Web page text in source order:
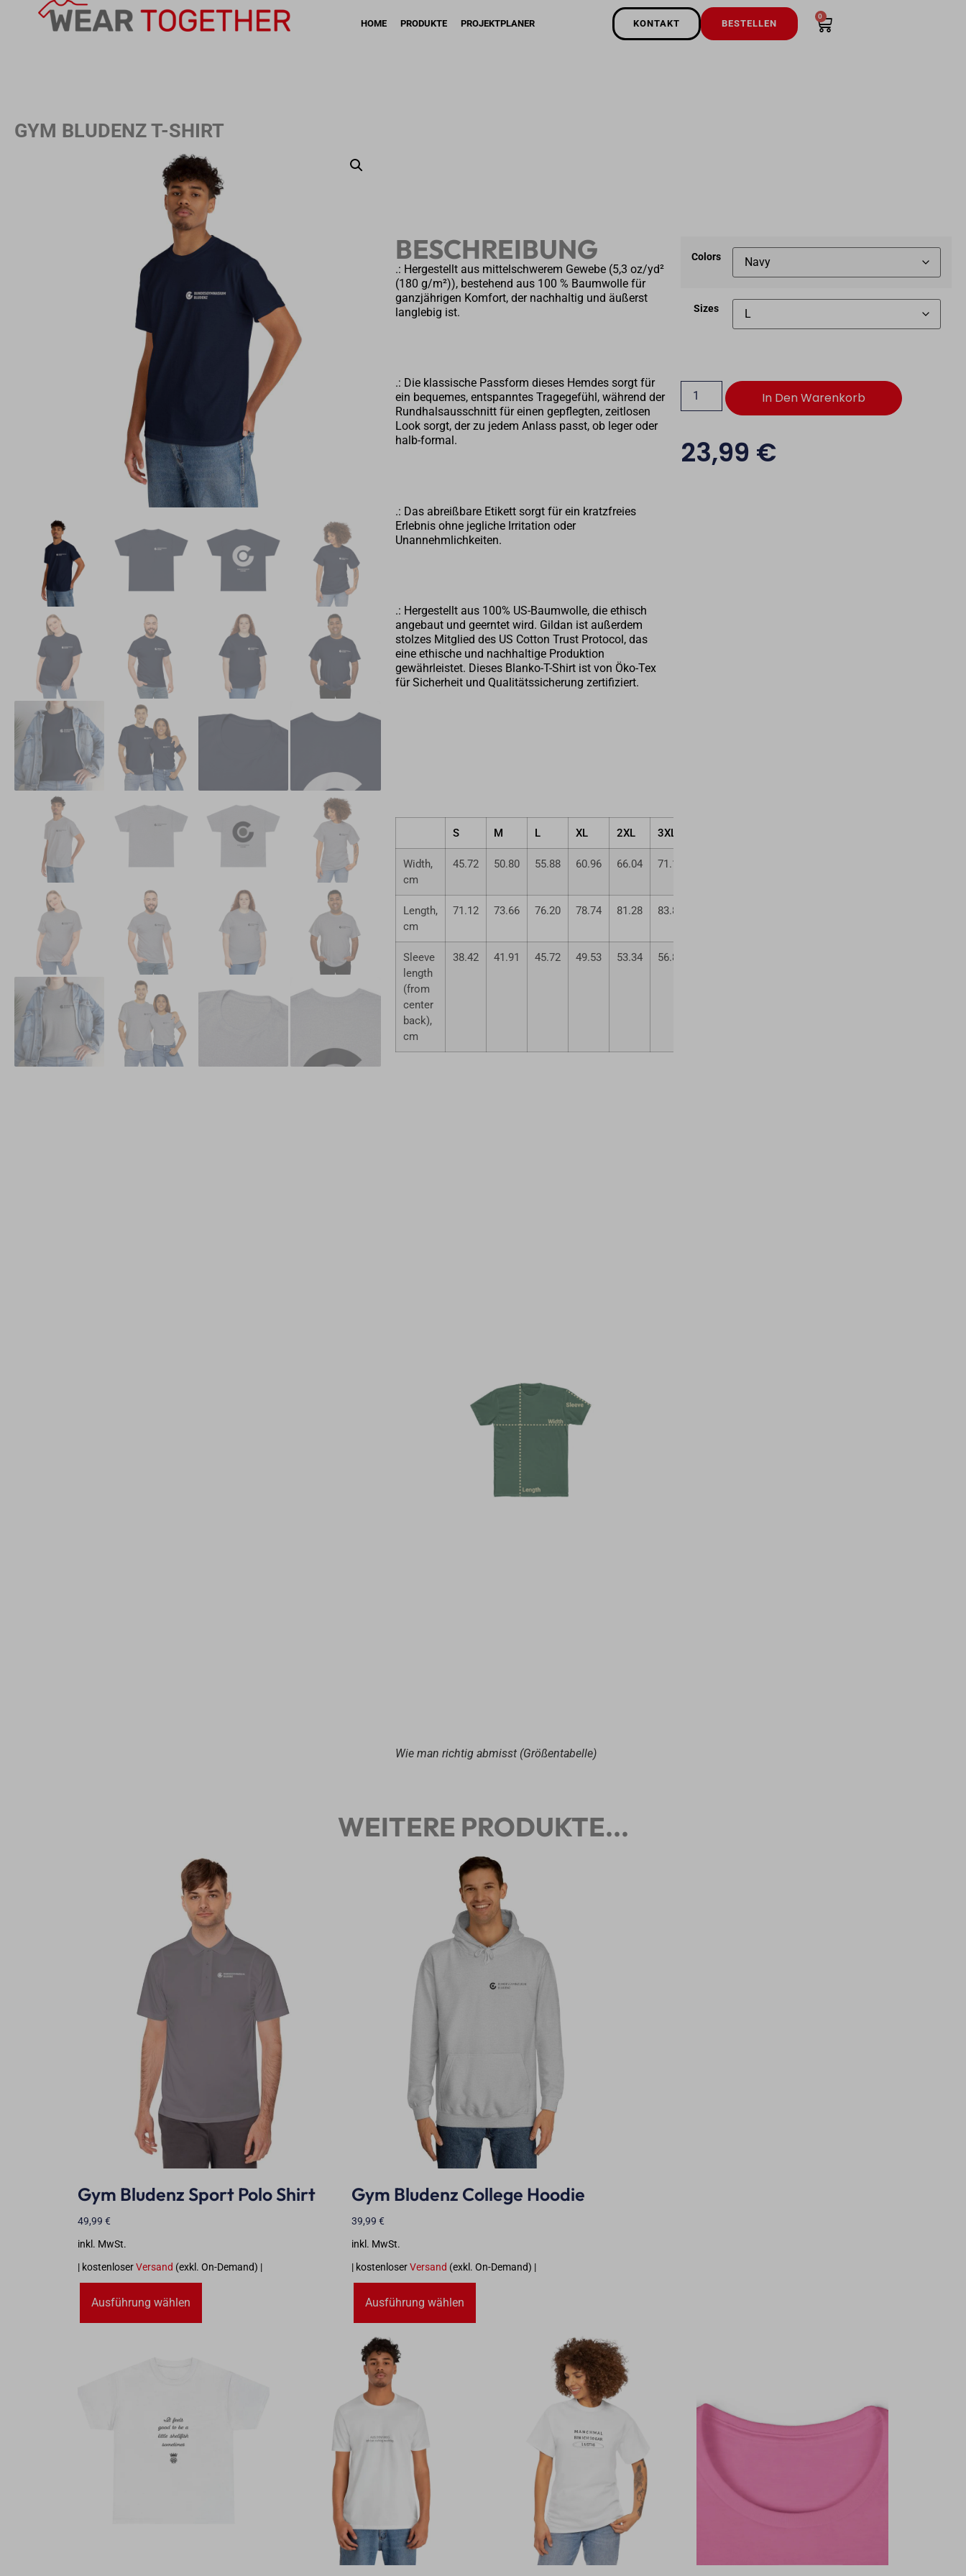
HOME PRODUKTE PROJEKTPLANER KONTAKT BESTELLEN
0
GYM BLUDENZ T-SHIRT
BESCHREIBUNG
.: Hergestellt aus mittelschwerem Gewebe (5,3 oz/yd²
(180 g/m²)), bestehend aus 100 % Baumwolle für
ganzjährigen Komfort, der nachhaltig und äußerst
langlebig ist.
.: Die klassische Passform dieses Hemdes sorgt für
ein bequemes, entspanntes Tragegefühl, während der
Rundhalsausschnitt für einen gepflegten, zeitlosen
Look sorgt, der zu jedem Anlass passt, ob leger oder
halb-formal.
.: Das abreißbare Etikett sorgt für ein kratzfreies
Erlebnis ohne jegliche Irritation oder
Unannehmlichkeiten.
.: Hergestellt aus 100% US-Baumwolle, die ethisch
angebaut und geerntet wird. Gildan ist außerdem
stolzes Mitglied des US Cotton Trust Protocol, das
eine ethische und nachhaltige Produktion
gewährleistet. Dieses Blanko-T-Shirt ist von Öko-Tex
für Sicherheit und Qualitätssicherung zertifiziert.
S M L XL 2XL 3XL
Width,
cm
45.72 50.80 55.88 60.96 66.04 71.12
Length,
cm
71.12 73.66 76.20 78.74 81.28 83.82
Sleeve
length
(from
center
back),
cm
38.42 41.91 45.72 49.53 53.34 56.83
Wie man richtig abmisst (Größentabelle)
Colors
Sizes
In Den Warenkorb
23,99 €
WEITERE PRODUKTE...
Gym Bludenz Sport Polo Shirt
49,99 €
inkl. MwSt.
| kostenloserVersand (exkl. On-Demand) |
Ausführung wählen
Gym Bludenz College Hoodie
39,99€
inkl. MwSt.
| kostenloserVersand (exkl. On-Demand) |
Ausführung wählen